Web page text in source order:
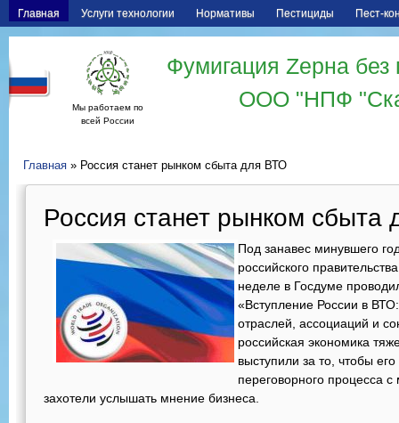
Главная Услуги технологии Нормативы Пестициды Пест-
Мы работаем по
всей России
Фумигация Zерна
ООО "НПФ
Главная » Россия станет рынком сбыта для ВТО
Россия станет рынком сбыта
Под занавес минувшего
российского
неделе в Госдуме
«Вступление России в
отраслей, ассоциаций и
российская экономика
выступили за то, чтобы
переговорного процесса
захотели услышать мнение бизнеса.